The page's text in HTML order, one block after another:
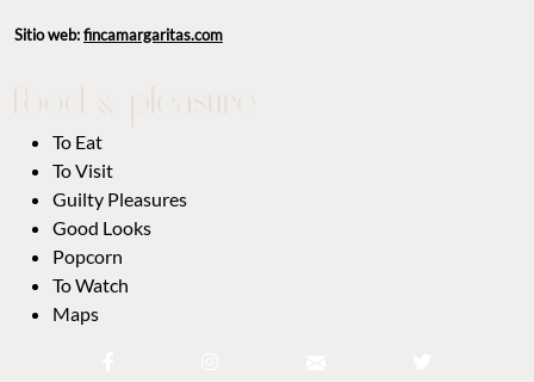
Sitio web:fincamargaritas.com
To Eat
To Visit
Guilty Pleasures
Good Looks
Popcorn
To Watch
Maps